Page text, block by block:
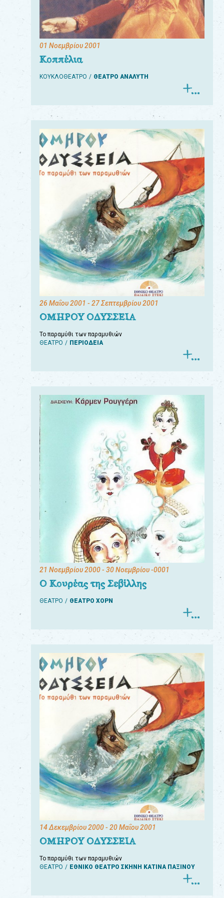
01 Νοεμβρίου 2001
Κοππέλια
ΚΟΥΚΛΟΘΕΑΤΡΟ ΘΕΑΤΡΟ ΑΝΑΛΥΤΗ
26 Μαΐου 2001 - 27 Σεπτεμβρίου 2001
ΟΜΗΡΟΥ ΟΔΥΣΣΕΙΑ
Το παραμύθι των παραμυθιών
ΘΕΑΤΡΟ
ΠΕΡΙΟΔΕΙΑ
21 Νοεμβρίου 2000- 30 Νοεμβρίου -0001
Ο Κουρέας της Σεβίλλης
ΘΕΑΤΡΟ ΘΕΑΤΡΟ ΧΟΡΝ
14 Δεκεμβρίου 2000- 20 Μαΐου 2001
ΟΜΗΡΟΥ ΟΔΥΣΣΕΙΑ
Το παραμύθι των παραμυθιών
ΘΕΑΤΡΟ
ΕΘΝΙΚΟ ΘΕΑΤΡΟ ΣΚΗΝΗ ΚΑΤΙΝΑ ΠΑΞΙΝΟΥ
συλλόγους
παραγωγούς
συνεργάτες